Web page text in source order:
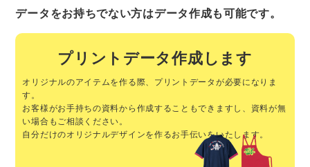
データをお持ちでない方はデータ作成も可能です。
プリントデータ作成します
オリジナルのアイテムを作る際、プリントデータが必要になりま
す。
お客様がお手持ちの資料から作成することもできますし、 資料が無
い場合もご相談ください。
自分だけのオリジナルデザインを作るお手伝いをいたします。